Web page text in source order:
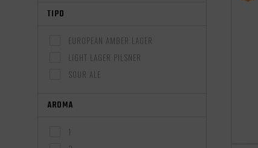
TIPO
EUROPEAN AMBER LAGER
LIGHT LAGER PILSNER
SOUR ALE
AROMA
1